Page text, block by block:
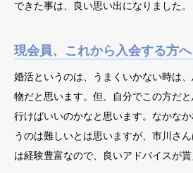
できた事は、良い思い出になりました。
現会員、これから入会する方へ
婚活というのは、うまくいかない時は
物だと思います。但、自分でこの方だ
行けばいいのかなと思います。なかな
うのは難しいとは思いますが、市川さ
は経験豊富なので、良いアドバイスが貰